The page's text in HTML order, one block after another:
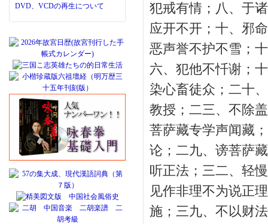
DVD、VCDの再生について
犯戒有情；八、于
应开不开；十、邪
恶声誉不护不雪；
六、犯他不忏谢；
染心畜徒众；二十
教授；二三、不除
菩萨藏专学声闻藏
论；二九、谤菩萨
听正法；三二、轻
见作非理不为说正
施；三九、不以财